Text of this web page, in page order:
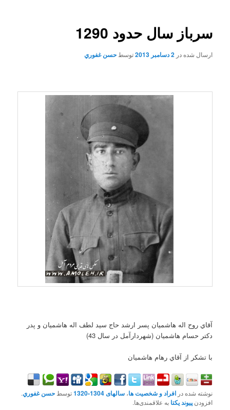
سرباز سال حدود 1290
ارسال شده در2 دسامبر 2013 توسطحسن غفوري
آقاي روح اله هاشميان پسر ارشد حاج سيد لطف اله هاشميان و پدر
دکتر حسام هاشميان (شهردارآمل در سال 43)
با تشکر از آقاي رهام هاشميان
نوشته شده درافراد و شخصیت ها،سالهای 1304-1320 توسطحسن غفوري.
افزودنپیوند یکتا به علاقمندی‌ها.